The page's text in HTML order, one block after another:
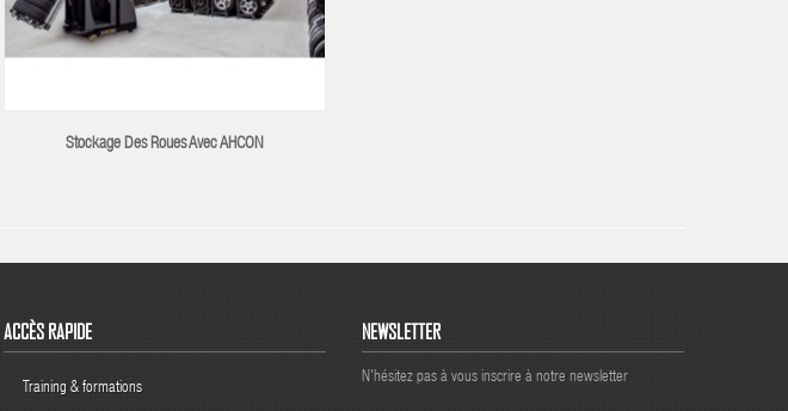
Stockage Des Roues Avec AHCON
ACCÈS RAPIDE
Training & formations
NEWSLETTER
N'hésitez pas à vous inscrire à notre newsletter